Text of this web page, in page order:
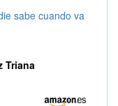
sabe cuando va
Triana